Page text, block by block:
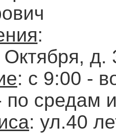
:
д.
: с 9:00 -
по средам
: ул.40